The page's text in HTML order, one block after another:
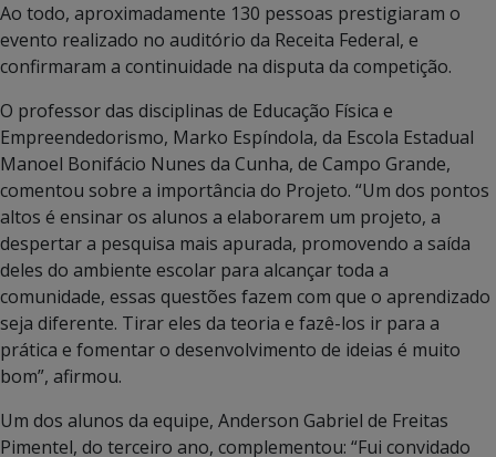
Ao todo, aproximadamente 130 pessoas prestigiaram o
evento realizado no auditório da Receita Federal, e
confirmaram a continuidade na disputa da competição.
O professor das disciplinas de Educação Física e
Empreendedorismo, Marko Espíndola, da Escola Estadual
Manoel Bonifácio Nunes da Cunha, de Campo Grande,
comentou sobre a importância do Projeto. “Um dos pontos
altos é ensinar os alunos a elaborarem um projeto, a
despertar a pesquisa mais apurada, promovendo a saída
deles do ambiente escolar para alcançar toda a
comunidade, essas questões fazem com que o aprendizado
seja diferente. Tirar eles da teoria e fazê-los ir para a
prática e fomentar o desenvolvimento de ideias é muito
bom”, afirmou.
Um dos alunos da equipe, Anderson Gabriel de Freitas
Pimentel, do terceiro ano, complementou: “Fui convidado